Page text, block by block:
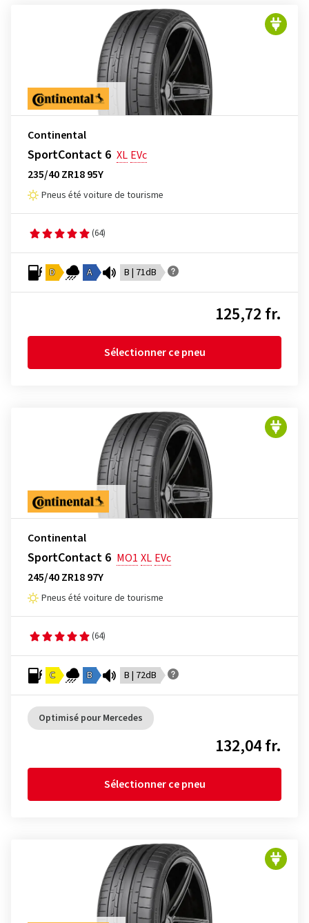
Continental
SportContact 6 XL EVc
235/40 ZR18 95Y
Pneus été voiture de tourisme
(64)
D A B | 71dB
125,72 fr.
Sélectionner ce pneu
Continental
SportContact 6 MO1 XL EVc
245/40 ZR18 97Y
Pneus été voiture de tourisme
(64)
C B B | 72dB
Optimisé pour Mercedes
132,04 fr.
Sélectionner ce pneu